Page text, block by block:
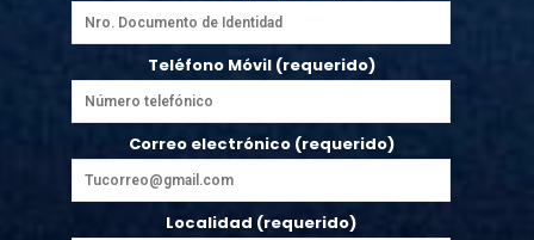
Teléfono Móvil (requerido)
Correo electrónico (requerido)
Localidad (requerido)